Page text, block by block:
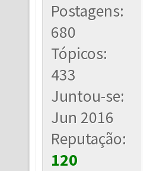
Postagens:
680
Tópicos:
433
Juntou-se:
Jun 2016
Reputação:
120